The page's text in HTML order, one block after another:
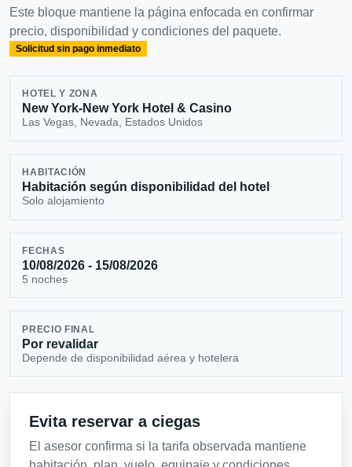
Este bloque mantiene la página enfocada en confirmar
precio, disponibilidad y condiciones del paquete.
Solicitud sin pago inmediato
HOTEL Y ZONA
New York-New York Hotel & Casino
Las Vegas, Nevada, Estados Unidos
HABITACIÓN
Habitación según disponibilidad del hotel
Solo alojamiento
FECHAS
10/08/2026 - 15/08/2026
5 noches
PRECIO FINAL
Por revalidar
Depende de disponibilidad aérea y hotelera
Evita reservar a ciegas
El asesor confirma si la tarifa observada mantiene